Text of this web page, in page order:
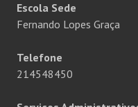
Escola Sede
Fernando Lopes Graça
Telefone
214548450